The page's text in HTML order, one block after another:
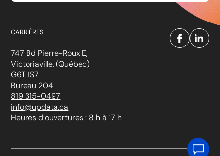
CARRIÈRES
747 Bd Pierre-Roux E,
Victoriaville, (Québec)
G6T 1S7
Bureau 204
819 315-0497
info@updata.ca
Heures d’ouvertures : 8 h à 17 h